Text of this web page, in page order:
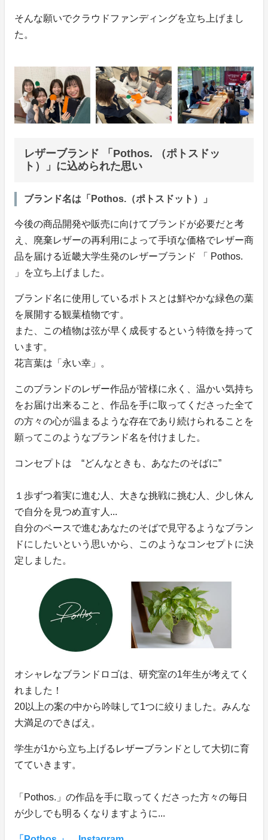
そんな願いでクラウドファンディングを立ち上げまし
た。
レザーブランド 「Pothos. （ポトスドッ
ト）」に込められた思い
ブランド名は「Pothos.（ポトスドット）」
今後の商品開発や販売に向けてブランドが必要だと考
え、廃棄レザーの再利用によって手頃な価格でレザー商
品を届ける近畿大学生発のレザーブランド 「 Pothos.
」を立ち上げました。
ブランド名に使用しているポトスとは鮮やかな緑色の葉
を展開する観葉植物です。
また、この植物は弦が早く成長するという特徴を持って
います。
花言葉は「永い幸」。
このブランドのレザー作品が皆様に永く、温かい気持ち
をお届け出来ること、作品を手に取ってくださった全て
の方々の心が温まるような存在であり続けられることを
願ってこのようなブランド名を付けました。
コンセプトは “どんなときも、あなたのそばに”
１歩ずつ着実に進む人、大きな挑戦に挑む人、少し休ん
で自分を見つめ直す人...
自分のペースで進むあなたのそばで見守るようなブラン
ドにしたいという思いから、このようなコンセプトに決
定しました。
オシャレなブランドロゴは、研究室の1年生が考えてく
れました！
20以上の案の中から吟味して1つに絞りました。みんな
大満足のできばえ。
学生が1から立ち上げるレザーブランドとして大切に育
てていきます。
「Pothos.」の作品を手に取ってくださった方々の毎日
が少しでも明るくなりますように...